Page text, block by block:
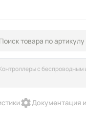
с
Документация